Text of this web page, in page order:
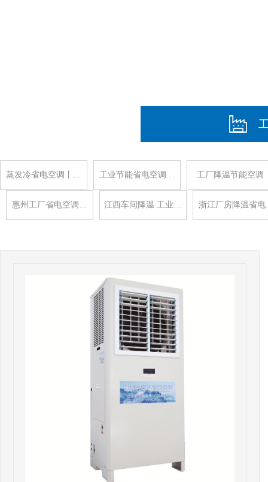
蒸发冷省电空调丨… 工业节能省电空调… 工厂降温节能空调
惠州工厂省电空调… 江西车间降温 工业… 浙江厂房降温省